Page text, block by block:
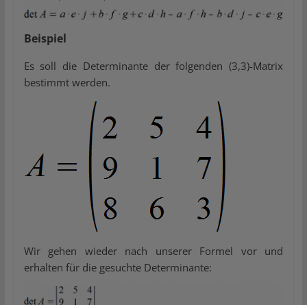
Beispiel
Es soll die Determinante der folgenden (3,3)-Matrix
bestimmt werden.
Wir gehen wieder nach unserer Formel vor und
erhalten für die gesuchte Determinante: